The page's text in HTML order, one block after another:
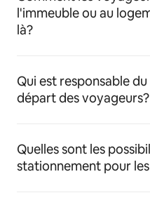
l'immeuble ou au
là?
Qui est responsable
départ des voyageurs?
Quelles sont les
stationnement pour